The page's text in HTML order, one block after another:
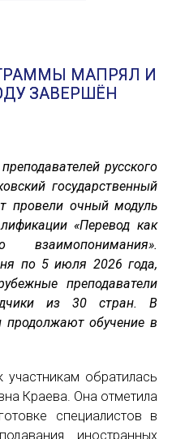
МАПРЯЛ
на 2026 год
МАПРЯЛ И
ЗАВЕРШЁН
русского
государственный
провели очный модуль
«Перевод как
взаимопонимания».
по 5 июля 2026 года,
преподаватели
из 30 стран. В
продолжают обучение в
обратилась
Краева. Она отметила
специалистов в
иностранных